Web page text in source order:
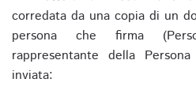
corredata da una copia di un
persona che firma
rappresentante della
inviata: